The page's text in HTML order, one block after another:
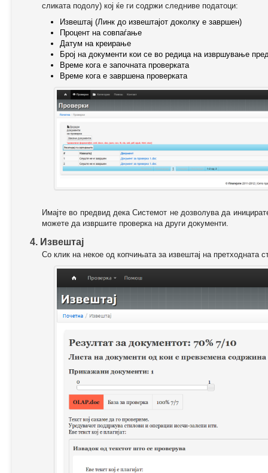
сликата подолу) кој ќе ги содржи следниве податоци:
Извештај (Линк до извештајот доколку е завршен)
Процент на совпаѓање
Датум на креирање
Број на документи кои се во редица на извршување
Време кога е започната проверката
Време кога е завршена проверката
Имајте во предвид дека Системот не дозволува да
можете да извршите проверка на други документи.
4. Извештај
Со клик на некое од копчињата за извештај на претходната